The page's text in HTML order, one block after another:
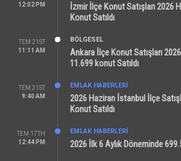
12:02 PM
İzmir İlçe Konut Satışları 2026
Konut Satıldı
TEM 21ST
11:11 AM
BÖLGESEL
Ankara İlçe Konut Satışları
11.699 konut Satıldı
TEM 21ST
9:40 AM
EMLAK HABERLERI
2026 Haziran İstanbul İlçe
Konut Satıldı
TEM 17TH
12:44 PM
EMLAK HABERLERI
2026 İlk 6 Aylık Döneminde